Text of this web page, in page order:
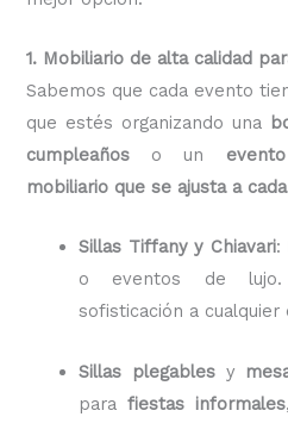
1. Mobiliario de alta calidad
Sabemos que cada evento
que estés organizando una
cumpleaños o un
mobiliario que se ajusta a
Sillas Tiffany y Chiavari:
o eventos de lujo.
sofisticación a cualquier
Sillas plegablesy
parafiestas informales